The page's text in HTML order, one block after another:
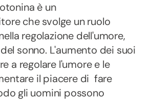
è un
che svolge un ruolo
regolazione dell'umore,
sonno. L'aumento dei suoi
a regolare l'umore e le
il piacere di fare
gli uomini possono